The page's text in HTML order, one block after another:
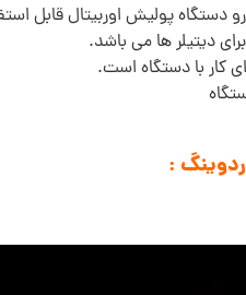
پولیش اوربیتال قابل
دیتیلر ها می باشد.
کار با دستگاه است.
: